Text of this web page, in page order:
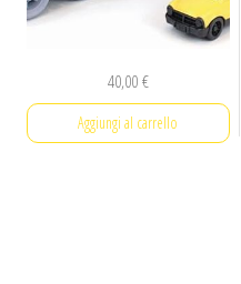
40,00€
Aggiungi al carrello